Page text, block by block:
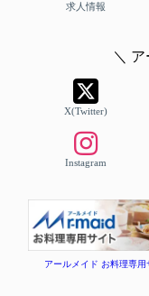
求人情報
＼
X(Twitter)
Instagram
アールメイド お料理専用